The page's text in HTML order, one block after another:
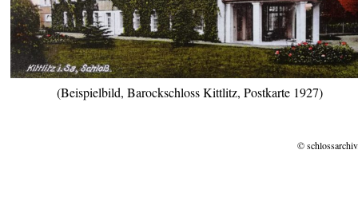
(Beispielbild, Barockschloss Kittlitz, Postkarte 1927)
©